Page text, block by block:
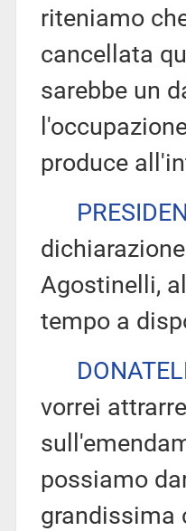
riteniamo
cancellata
sarebbe un
produce
Agostinelli,
tempo a
vorrei
possiamo
grandissima